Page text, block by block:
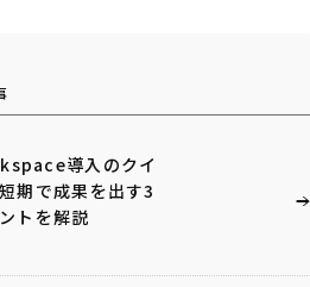
導入のクイ
期で成果を出す3
トを解説